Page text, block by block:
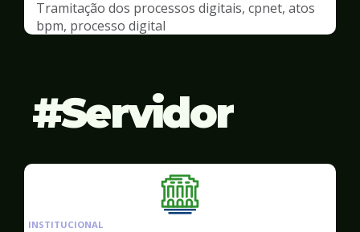
Tramitação dos processos digitais, cpnet, atos
bpm, processo digital
Servidor
Ilustração
da
INSTITUCIONAL